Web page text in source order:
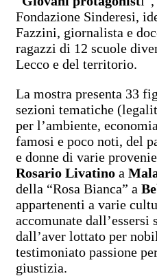
Fondazione Sinderesi,
Fazzini, giornalista e
ragazzi di 12 scuole
Lecco e del territorio.
La mostra presenta 33
sezioni tematiche
per l’ambiente,
famosi e poco noti, del
e donne di varie
Rosario Livatino a
della “Rosa Bianca” a
appartenenti a varie
accomunate dall’essersi
dall’aver lottato per
testimoniato passione
giustizia.